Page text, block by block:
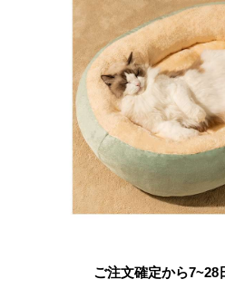
ご注文確定から7~28